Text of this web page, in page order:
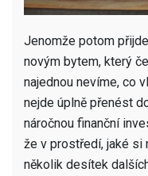
Jenomže potom
novým bytem, který
najednou nevíme, co
nejde úplně přenést
náročnou finanční
že v prostředí, jaké si
několik desítek